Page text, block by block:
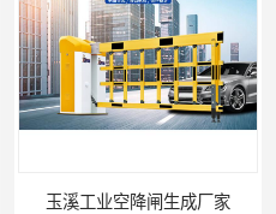
玉溪工业空降闸生成厂家